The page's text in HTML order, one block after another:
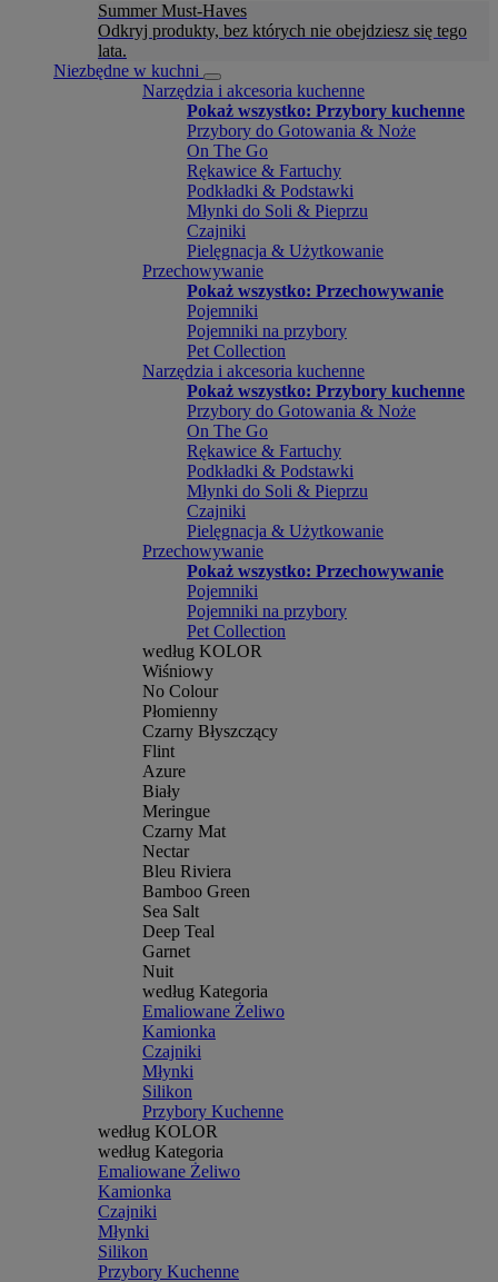
Summer Must-Haves
Odkryj produkty, bez których nie obejdziesz się tego
lata.
Niezbędne w kuchni
Narzędzia i akcesoria kuchenne
Pokaż wszystko: Przybory kuchenne
Przybory do Gotowania & Noże
On The Go
Rękawice & Fartuchy
Podkładki & Podstawki
Młynki do Soli & Pieprzu
Czajniki
Pielęgnacja & Użytkowanie
Przechowywanie
Pokaż wszystko: Przechowywanie
Pojemniki
Pojemniki na przybory
Pet Collection
Narzędzia i akcesoria kuchenne
Pokaż wszystko: Przybory kuchenne
Przybory do Gotowania & Noże
On The Go
Rękawice & Fartuchy
Podkładki & Podstawki
Młynki do Soli & Pieprzu
Czajniki
Pielęgnacja & Użytkowanie
Przechowywanie
Pokaż wszystko: Przechowywanie
Pojemniki
Pojemniki na przybory
Pet Collection
według KOLOR
Wiśniowy
No Colour
Płomienny
Czarny Błyszczący
Flint
Azure
Biały
Meringue
Czarny Mat
Nectar
Bleu Riviera
Bamboo Green
Sea Salt
Deep Teal
Garnet
Nuit
według Kategoria
Emaliowane Żeliwo
Kamionka
Czajniki
Młynki
Silikon
Przybory Kuchenne
według KOLOR
według Kategoria
Emaliowane Żeliwo
Kamionka
Czajniki
Młynki
Silikon
Przybory Kuchenne